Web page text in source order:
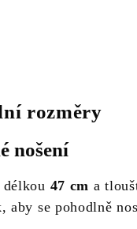
rozměry
nošení
délkou 47 cm a
aby se pohodlně